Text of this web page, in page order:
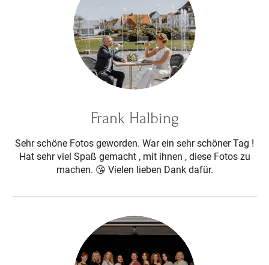
Frank Halbing
Sehr schöne Fotos geworden. War ein sehr schöner Tag !
Hat sehr viel Spaß gemacht , mit ihnen , diese Fotos zu
machen. 😘 Vielen lieben Dank dafür.